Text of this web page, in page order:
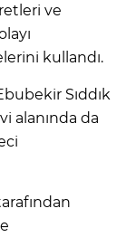
ve
kullandı.
Sıddık
alanında da